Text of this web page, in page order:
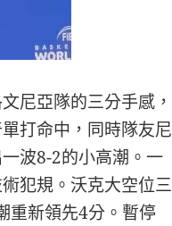
尼亞隊的三分手感，
打命中，同時隊友尼
波8-2的小高潮。一
犯規。沃克大空位三
重新領先4分。暫停